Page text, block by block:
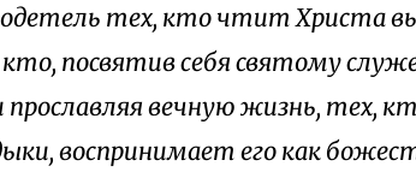
тех, кто чтит Христа
посвятив себя святому
прославляя вечную жизнь, тех,
воспринимает его как